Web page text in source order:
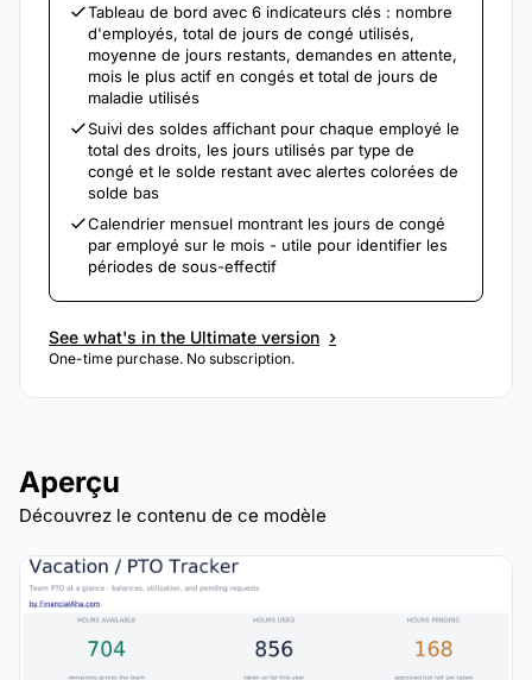
Tableau de bord avec 6 indicateurs clés : nombre
d'employés, total de jours de congé utilisés,
moyenne de jours restants, demandes en attente,
mois le plus actif en congés et total de jours de
maladie utilisés
Suivi des soldes affichant pour chaque employé le
total des droits, les jours utilisés par type de
congé et le solde restant avec alertes colorées de
solde bas
Calendrier mensuel montrant les jours de congé
par employé sur le mois - utile pour identifier les
périodes de sous-effectif
See what's in the Ultimate version ›
One-time purchase. No subscription.
Aperçu
Découvrez le contenu de ce modèle